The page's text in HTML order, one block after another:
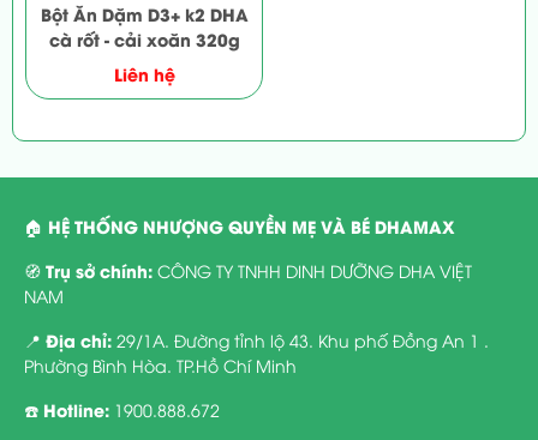
Bột Ăn Dặm D3+ k2 DHA
cà rốt - cải xoăn 320g
Liên hệ
🏠 HỆ THỐNG NHƯỢNG QUYỀN MẸ VÀ BÉ DHAMAX
🧭 Trụ sở chính: CÔNG TY TNHH DINH DƯỠNG DHA VIỆT
NAM
📍 Địa chỉ: 29/1A. Đường tỉnh lộ 43. Khu phố Đồng An 1 .
Phường Bình Hòa. TP.Hồ Chí Minh
☎️ Hotline: 1900.888.672